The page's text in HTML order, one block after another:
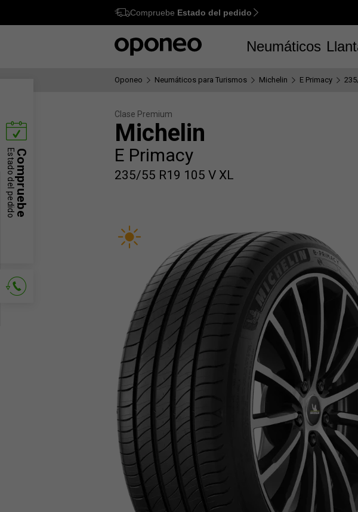
Ctrl M
Compruebe Estado del pedido
Neumáticos
Oponeo Neumáticos para Turismos Michelin E Primacy
Clase Premium
Michelin
E Primacy
235/55 R19 105 V XL
Compruebe
Estado del pedido